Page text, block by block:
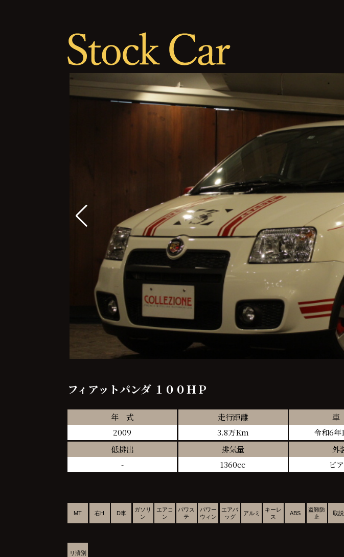
フィアットパンダ １００ＨＰ
年 式
2009
走行距離
3.8万Km
令和6年
低排出
-
排気量
1360cc
外
ビ
MT 右H D車
ガソリ
ン
エアコ
ン
パワス
テ
パワー
ウィン
エアバ
ッグ
アルミ
キーレ
ス
ABS
盗難防
止
取説
リ済別